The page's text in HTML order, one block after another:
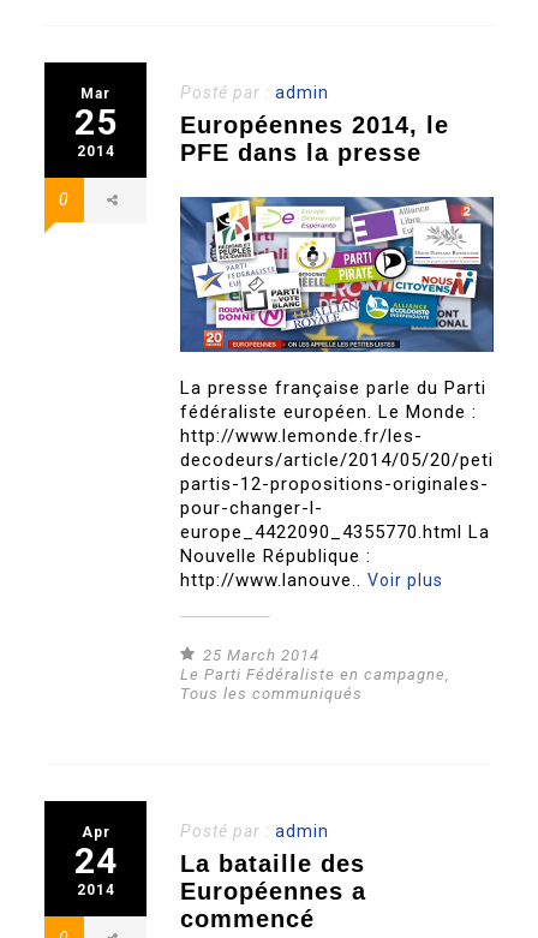
Mar
25
2014
0
Posté par :admin
Européennes 2014, le
PFE dans la presse
La presse française parle du Parti
fédéraliste européen. Le Monde :
http://www.lemonde.fr/les-
decodeurs/article/2014/05/20/petits-
partis-12-propositions-originales-
pour-changer-l-
europe_4422090_4355770.html La
Nouvelle République :
http://www.lanouve..Voir plus
25 March 2014
Le Parti Fédéraliste en campagne,
Tous les communiqués
Apr
24
2014
Posté par :admin
La bataille des
Européennes a
commencé